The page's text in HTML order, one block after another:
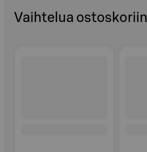
Vaihtelua ostoskoriin